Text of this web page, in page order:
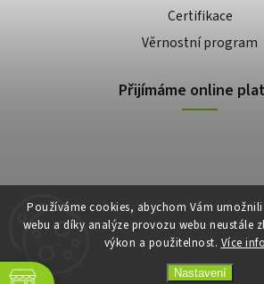
Používáme cookies, abychom Vám
webu a díky analýze provozu webu neustále
výkon a použitelnost. Více
Nastavení
Certifikace
Věrnostní program
Přijímáme online
Copyright 2026E-shop Slunečnice.
VytvořilShoptet| Design